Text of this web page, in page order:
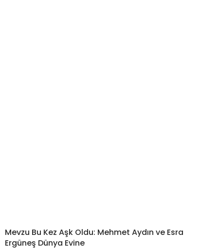
Mevzu Bu Kez Aşk Oldu: Mehmet Aydın ve Esra
Ergüneş Dünya Evine